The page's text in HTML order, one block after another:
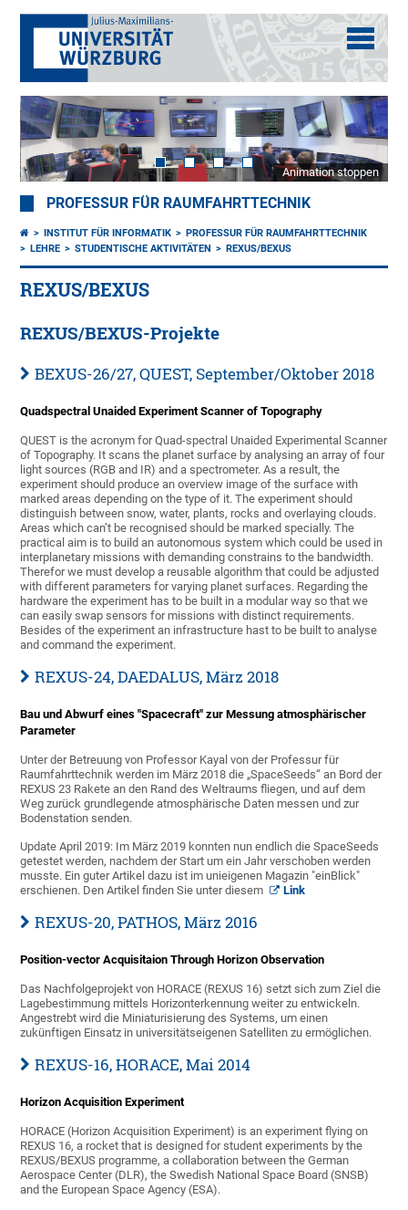
Animation stoppen
PROFESSUR FÜR RAUMFAHRTTECHNIK
INSTITUT FÜR INFORMATIK
PROFESSUR FÜR RAUMFAHRTTECHNIK
LEHRE
STUDENTISCHE AKTIVITÄTEN REXUS/BEXUS
REXUS/BEXUS
REXUS/BEXUS-Projekte
BEXUS-26/27, QUEST, September/Oktober 2018
Quadspectral Unaided Experiment Scanner of Topography
QUEST is the acronym for Quad-spectral Unaided Experimental Scanner
of Topography. It scans the planet surface by analysing an array of four
light sources (RGB and IR) and a spectrometer. As a result, the
experiment should produce an overview image of the surface with
marked areas depending on the type of it. The experiment should
distinguish between snow, water, plants, rocks and overlaying clouds.
Areas which can’t be recognised should be marked specially. The
practical aim is to build an autonomous system which could be used in
interplanetary missions with demanding constrains to the bandwidth.
Therefor we must develop a reusable algorithm that could be adjusted
with different parameters for varying planet surfaces. Regarding the
hardware the experiment has to be built in a modular way so that we
can easily swap sensors for missions with distinct requirements.
Besides of the experiment an infrastructure hast to be built to analyse
and command the experiment.
REXUS-24, DAEDALUS, März 2018
Bau und Abwurf eines "Spacecraft" zur Messung atmosphärischer
Parameter
Unter der Betreuung von Professor Kayal von der Professur für
Raumfahrttechnik werden im März 2018 die „SpaceSeeds“ an Bord der
REXUS 23 Rakete an den Rand des Weltraums fliegen, und auf dem
Weg zurück grundlegende atmosphärische Daten messen und zur
Bodenstation senden.
Update April 2019: Im März 2019 konnten nun endlich die SpaceSeeds
getestet werden, nachdem der Start um ein Jahr verschoben werden
musste. Ein guter Artikel dazu ist im unieigenen Magazin "einBlick"
erschienen. Den Artikel finden Sie unter diesem
Link
REXUS-20, PATHOS, März 2016
Position-vector Acquisitaion Through Horizon Observation
Das Nachfolgeprojekt von HORACE (REXUS 16) setzt sich zum Ziel die
Lagebestimmung mittels Horizonterkennung weiter zu entwickeln.
Angestrebt wird die Miniaturisierung des Systems, um einen
zukünftigen Einsatz in universitätseigenen Satelliten zu ermöglichen.
REXUS-16, HORACE, Mai 2014
Horizon Acquisition Experiment
HORACE (Horizon Acquisition Experiment) is an experiment flying on
REXUS 16, a rocket that is designed for student experiments by the
REXUS/BEXUS programme, a collaboration between the German
Aerospace Center (DLR), the Swedish National Space Board (SNSB)
and the European Space Agency (ESA).